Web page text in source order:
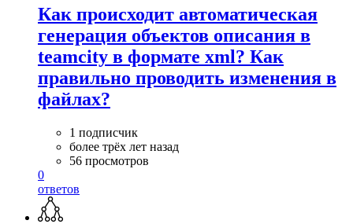
Как происходит автоматическая
генерация объектов описания в
teamcity в формате xml? Как
правильно проводить изменения в
файлах?
1 подписчик
более трёх лет назад
56 просмотров
0
ответов